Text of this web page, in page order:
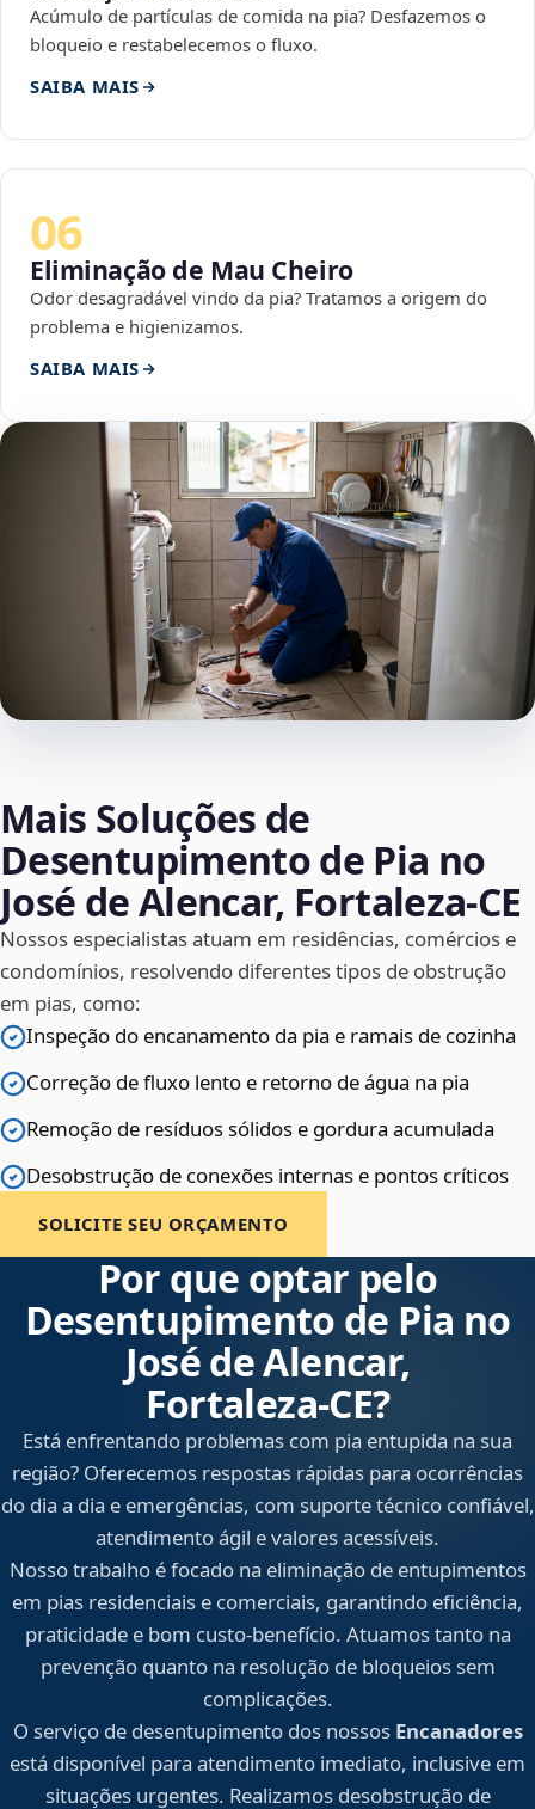
Acúmulo de partículas de comida na pia? Desfazemos o
bloqueio e restabelecemos o fluxo.
SAIBA MAIS
06
Eliminação de Mau Cheiro
Odor desagradável vindo da pia? Tratamos a origem do
problema e higienizamos.
SAIBA MAIS
Mais Soluções de
Desentupimento de Pia no
José de Alencar, Fortaleza‑CE
Nossos especialistas atuam em residências, comércios e
condomínios, resolvendo diferentes tipos de obstrução
em pias, como:
Inspeção do encanamento da pia e ramais de cozinha
Correção de fluxo lento e retorno de água na pia
Remoção de resíduos sólidos e gordura acumulada
Desobstrução de conexões internas e pontos críticos
SOLICITE SEU ORÇAMENTO
Por que optar pelo
Desentupimento de Pia no
José de Alencar,
Fortaleza‑CE?
Está enfrentando problemas com pia entupida na sua
região? Oferecemos respostas rápidas para ocorrências
do dia a dia e emergências, com suporte técnico confiável,
atendimento ágil e valores acessíveis.
Nosso trabalho é focado na eliminação de entupimentos
em pias residenciais e comerciais, garantindo eficiência,
praticidade e bom custo-benefício. Atuamos tanto na
prevenção quanto na resolução de bloqueios sem
complicações.
O serviço de desentupimento dos nossos Encanadores
está disponível para atendimento imediato, inclusive em
situações urgentes. Realizamos desobstrução de